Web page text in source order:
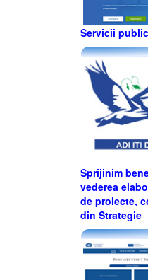
Servicii
Sprijinim
vederea
de proiecte,
din Strategie